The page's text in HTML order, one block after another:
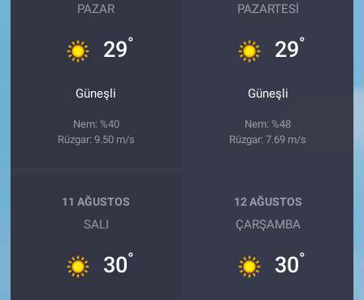
PAZAR
29°
Güneşli
Nem: %40
Rüzgar: 9.50 m/s
PAZARTESI
29°
Güneşli
Nem: %48
Rüzgar: 7.69 m/s
11 AĞUSTOS
SALI
30°
12 AĞUSTOS
ÇARŞAMBA
30°